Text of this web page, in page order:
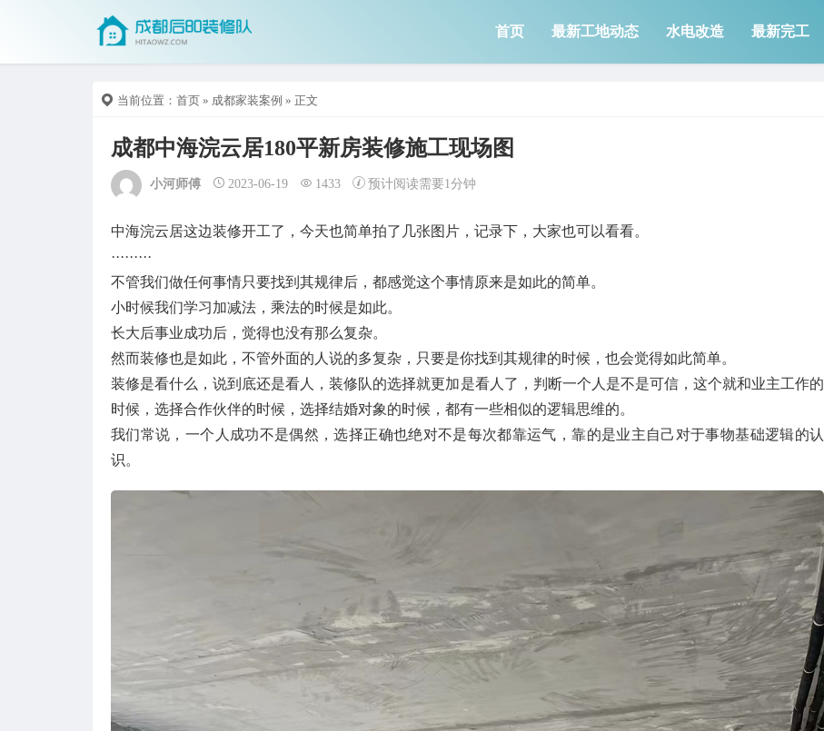
首页 最新工地动态 水电改造 最新完工
当前位置： 首页 » 成都家装案例 » 正文
成都中海浣云居180平新房装修施工现场图
小河师傅 2023-06-19 1433 预计阅读需要1分钟
中海浣云居这边装修开工了，今天也简单拍了几张图片，记录下，大家也可以看看。
·········
不管我们做任何事情只要找到其规律后，都感觉这个事情原来是如此的简单。
小时候我们学习加减法，乘法的时候是如此。
长大后事业成功后，觉得也没有那么复杂。
然而装修也是如此，不管外面的人说的多复杂，只要是你找到其规律的时候，也会觉得如此简单。
装修是看什么，说到底还是看人，装修队的选择就更加是看人了，判断一个人是不是可信，这个就和业主工作的
时候，选择合作伙伴的时候，选择结婚对象的时候，都有一些相似的逻辑思维的。
我们常说，一个人成功不是偶然，选择正确也绝对不是每次都靠运气，靠的是业主自己对于事物基础逻辑的认
识。